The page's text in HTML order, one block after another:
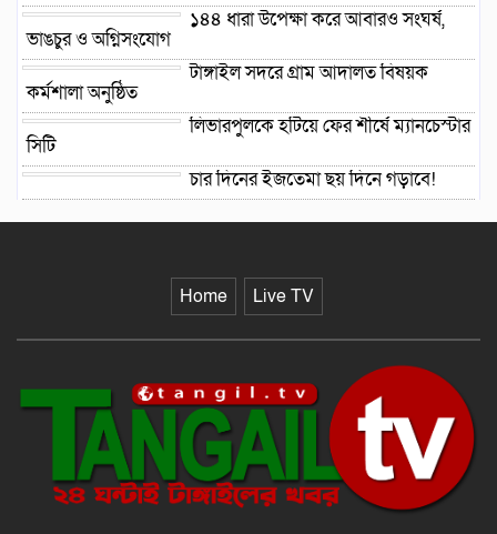
১৪৪ ধারা উপেক্ষা করে আবারও সংঘর্ষ,
ভাঙচুর ও অগ্নিসংযোগ
টাঙ্গাইল সদরে গ্রাম আদালত বিষয়ক
কর্মশালা অনুষ্ঠিত
লিভারপুলকে হটিয়ে ফের শীর্ষে ম্যানচেস্টার
সিটি
চার দিনের ইজতেমা ছয় দিনে গড়াবে!
সমুদ্রপথে মালয়েশিয়া যাওয়ার পথে উদ্ধার
৩০
শিশুর সামনে মায়ের গায়ে আগুন, গ্রেপ্তার ১
Home Live TV